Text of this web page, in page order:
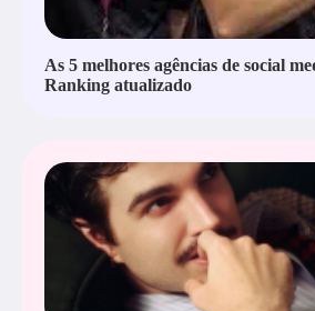
As 5 melhores agências de social
Ranking atualizado